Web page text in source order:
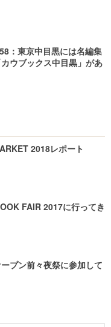
：東京中目黒には名編集
ウブックス中目黒」があ
2018レポート
FAIR 2017に行ってき
プン前々夜祭に参加して